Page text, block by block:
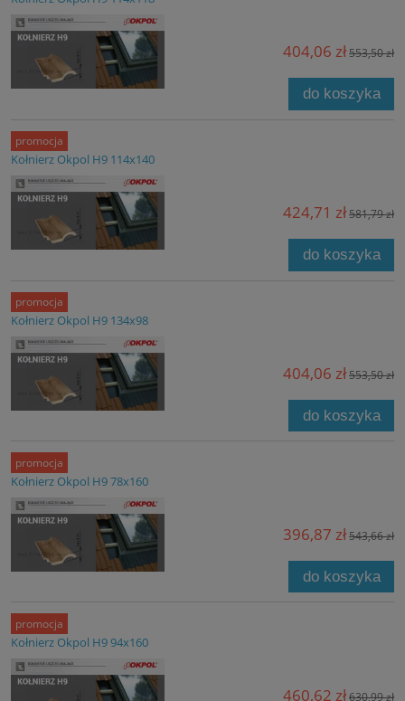
404,06 zł553,50 zł
do koszyka
Kołnierz Okpol H9 114x140
424,71 zł581,79 zł
do koszyka
promocja
Kołnierz Okpol H9 134x98
404,06 zł553,50 zł
do koszyka
promocja
Kołnierz Okpol H9 78x160
396,87 zł543,66 zł
do koszyka
promocja
Kołnierz Okpol H9 94x160
460,62 zł630,99 zł
promocja